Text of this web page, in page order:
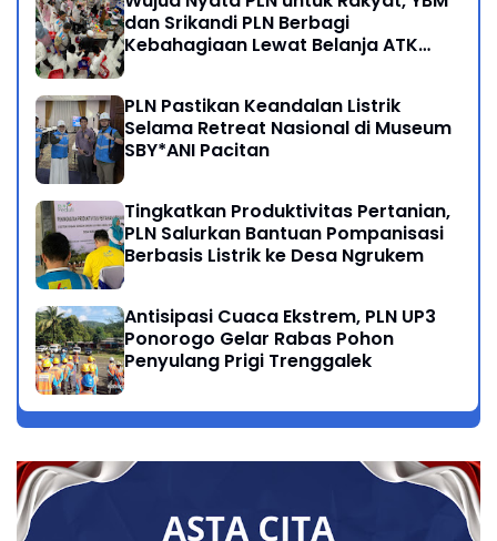
dan Srikandi PLN Berbagi
Kebahagiaan Lewat Belanja ATK
PLN Pastikan Keandalan Listrik
Selama Retreat Nasional di Museum
SBY*ANI Pacitan
Tingkatkan Produktivitas Pertanian,
PLN Salurkan Bantuan Pompanisasi
Berbasis Listrik ke Desa Ngrukem
Antisipasi Cuaca Ekstrem, PLN UP3
Ponorogo Gelar Rabas Pohon
Penyulang Prigi Trenggalek